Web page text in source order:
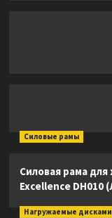
Силовые рамы
Силовая рама
Excellence DH010
Нагружаемые дисками